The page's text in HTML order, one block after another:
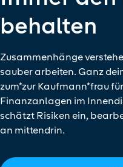
behalten
Zusammenhänge
sauber arbeiten. Ganz
zum*zur Kaufmann*frau
Finanzanlagen im
schätzt Risiken ein,
an mittendrin.